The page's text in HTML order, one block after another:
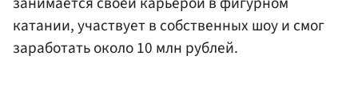
катании, участвует в собственных шоу и смог
заработать около 10 млн рублей.